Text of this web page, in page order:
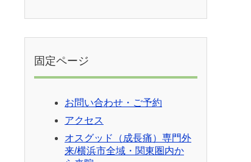
固定ページ
お問い合わせ・ご予約
アクセス
オスグッド（成長痛）専門外
来/横浜市全域・関東圏内か